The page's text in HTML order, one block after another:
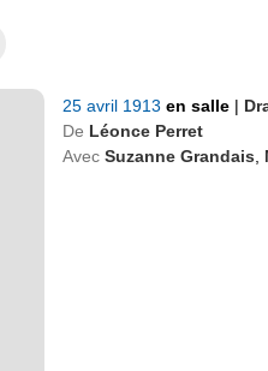
25 avril 1913 en salle |
De Léonce Perret
Avec Suzanne Grandais